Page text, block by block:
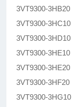
3VT9300-3HB20
3VT9300-3HC10
3VT9300-3HD10
3VT9300-3HE10
3VT9300-3HE20
3VT9300-3HF20
3VT9300-3HG10